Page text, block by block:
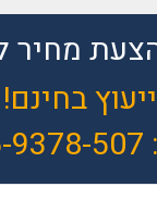
מחיר
בחינם!
9378-507